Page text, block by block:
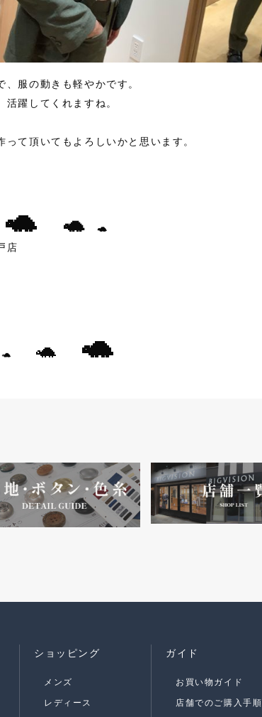
服の動きも軽やかです。
躍してくれますね。
て頂いてもよろしいかと思います。
🐢 🐢
店
🐢 🐢
ショッピング
メンズ
レディース
ガイド
お買い物ガイド
店舗でのご購入手順